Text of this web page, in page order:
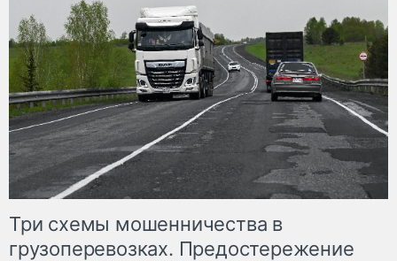
Три схемы мошенничества в
грузоперевозках. Предостережение